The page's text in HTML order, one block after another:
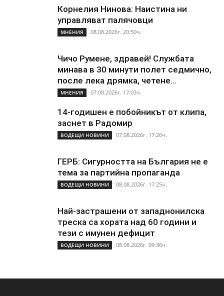
Корнелия Нинова: Наистина ни
управляват палячовци
МНЕНИЯ 08.08.2026г. 20:50ч.
Чичо Румене, здравей! Службата
минава в 30 минути полет седмично,
после лека дрямка, четене...
МНЕНИЯ 07.08.2026г. 17:03ч.
14-годишен е побойникът от клипа,
заснет в Радомир
ВОДЕЩИ НОВИНИ 07.08.2026г. 17:26ч.
ГЕРБ: Сигурността на България не е
тема за партийна пропаганда
ВОДЕЩИ НОВИНИ 08.08.2026г. 17:25ч.
Най-застрашени от западнонилска
треска са хората над 60 години и
тези с имунен дефицит
ВОДЕЩИ НОВИНИ 08.08.2026г. 09:36ч.